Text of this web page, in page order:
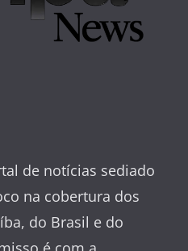
de notícias sediado
na cobertura dos
do Brasil e do